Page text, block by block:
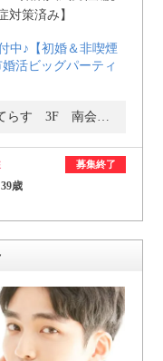
中♪【初婚＆非喫煙
活ビッグパーティ
山梨県地場産業センター かいてらす 3F 南会議室
募集終了
歳